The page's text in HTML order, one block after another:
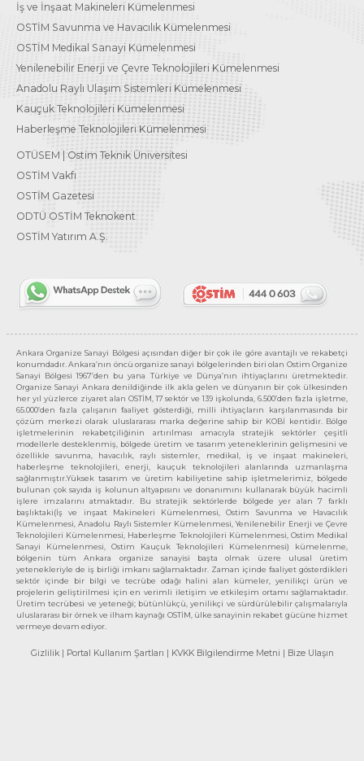
İş ve İnşaat Makineleri Kümelenmesi
OSTİM Savunma ve Havacılık Kümelenmesi
OSTİM Medikal Sanayi Kümelenmesi
Yenilenebilir Enerji ve Çevre Teknolojileri Kümelenmesi
Anadolu Raylı Ulaşım Sistemleri Kümelenmesi
Kauçuk Teknolojileri Kümelenmesi
Haberleşme Teknolojileri Kümelenmesi
OTÜSEM | Ostim Teknik Üniversitesi
OSTİM Vakfı
OSTİM Gazetesi
ODTÜ OSTİM Teknokent
OSTİM Yatırım A.Ş.
Ankara Organize Sanayi Bölgesi açısından diğer bir çok ile göre avantajlı ve rekabetçi
konumdadır. Ankara’nın öncü organize sanayi bölgelerinden biri olan Ostim Organize
Sanayi Bölgesi 1967’den bu yana Türkiye ve Dünya’nın ihtiyaçlarını üretmektedir.
Organize Sanayi Ankara denildiğinde ilk akla gelen ve dünyanın bir çok ülkesinden
her yıl yüzlerce ziyaret alan OSTİM, 17 sektör ve 139 işkolunda, 6.500’den fazla işletme,
65.000’den fazla çalışanın faaliyet gösterdiği, milli ihtiyaçların karşılanmasında bir
çözüm merkezi olarak uluslararası marka değerine sahip bir KOBİ kentidir. Bölge
işletmelerinin rekabetçiliğinin artırılması amacıyla stratejik sektörler çeşitli
modellerle desteklenmiş, bölgede üretim ve tasarım yeteneklerinin gelişmesini ve
özellikle savunma, havacılık, raylı sistemler, medikal, iş ve inşaat makineleri,
haberleşme teknolojileri, enerji, kauçuk teknolojileri alanlarında uzmanlaşma
sağlanmıştır.Yüksek tasarım ve üretim kabiliyetine sahip işletmelerimiz, bölgede
bulunan çok sayıda iş kolunun altyapısını ve donanımını kullanarak büyük hacimli
işlere imzalarını atmaktadır. Bu stratejik sektörlerde bölgede yer alan 7 farklı
başlıktaki(İş ve inşaat Makineleri Kümelenmesi, Ostim Savunma ve Havacılık
Kümelenmesi, Anadolu Raylı Sistemler Kümelenmesi, Yenilenebilir Enerji ve Çevre
Teknolojileri Kümelenmesi, Haberleşme Teknolojileri Kümelenmesi, Ostim Medikal
Sanayi Kümelenmesi, Ostim Kauçuk Teknolojileri Kümelenmesi) kümelenme,
bölgenin tüm Ankara organize sanayisi başta olmak üzere ulusal üretim
yetenekleriyle de iş birliği imkanı sağlamaktadır. Zaman içinde faaliyet gösterdikleri
sektör içinde bir bilgi ve tecrübe odağı halini alan kümeler, yenilikçi ürün ve
projelerin geliştirilmesi için en verimli iletişim ve etkileşim ortamı sağlamaktadır.
Üretim tecrübesi ve yeteneği; bütünlükçü, yenilikçi ve sürdürülebilir çalışmalarıyla
uluslararası bir örnek ve ilham kaynağı OSTİM, ülke sanayinin rekabet gücüne hizmet
vermeye devam ediyor.
Gizlilik | Portal Kullanım Şartları | KVKK Bilgilendirme Metni | Bize Ulaşın